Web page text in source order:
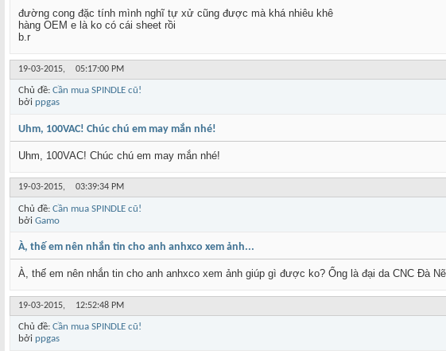
đường cong đặc tính mình nghĩ tự xử cũng được mà khá nhiêu khê
hàng OEM e là ko có cái sheet rồi
b.r
19-03-2015, 05:17:00 PM
Chủ đề: Cần mua SPINDLE cũ!
bởi ppgas
Uhm, 100VAC! Chúc chú em may mắn nhé!
Uhm, 100VAC! Chúc chú em may mắn nhé!
19-03-2015, 03:39:34 PM
Chủ đề: Cần mua SPINDLE cũ!
bởi Gamo
À, thế em nên nhắn tin cho anh anhxco xem ảnh...
À, thế em nên nhắn tin cho anh anhxco xem ảnh giúp gì được ko? Ổng là đại da CNC Đà
19-03-2015, 12:52:48 PM
Chủ đề: Cần mua SPINDLE cũ!
bởi ppgas